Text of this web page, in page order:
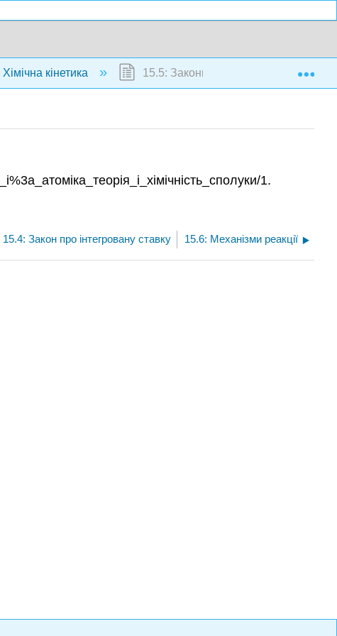
кінетика 15.5: Закони про ставки: резюме
1.
15.4: Закон про інтегровану ставку 15.6: Механізми реакції